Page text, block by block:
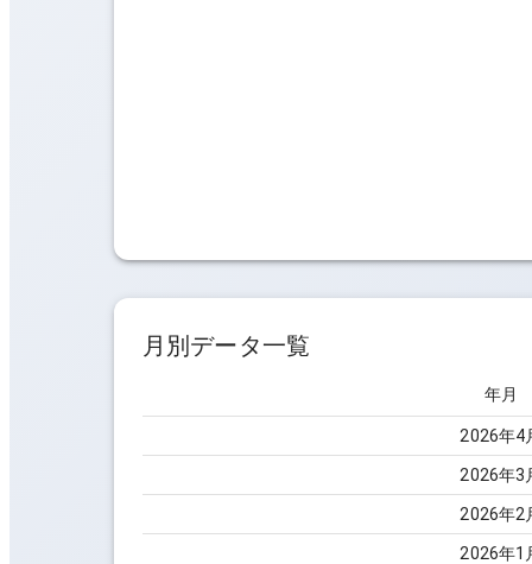
月別データ一覧
年月
2026年4
2026年3
2026年2
2026年1